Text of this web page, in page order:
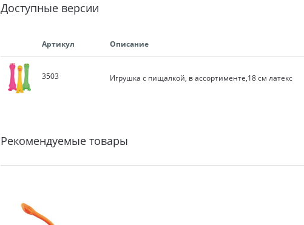
Доступные версии
Артикул Описание
3503 Игрушка с пищалкой, в ассортименте,18 см латекс
Рекомендуемые товары